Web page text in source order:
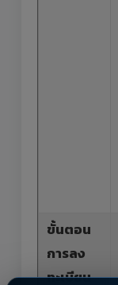
ขั้นตอน
การลง
ทะเบียน